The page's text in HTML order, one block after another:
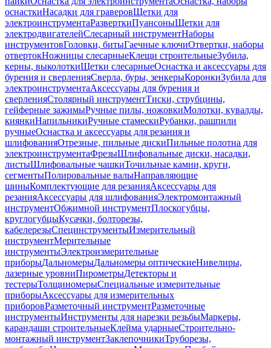
оснасткиНасадки для граверовЩетки для
электроинструментаРазверткиПуансоныЩетки для
электродвигателейСлесарный инструментНаборы
инструментовГоловки, битыГаечные ключиОтвертки, наборы
отвертокНожницы слесарныеКлещи строительныеЗубила,
керны, выколоткиЩетки слесарныеОснастка и аксессуары для
бурения и сверленияСверла, буры, зенкерыКоронкиЗубила для
электроинструментаАксессуары для бурения и
сверленияСтолярный инструментТиски, струбцины,
гейферные зажимыРучные пилы, ножовкиМолотки, кувалды,
киянкиНапильникиРучные стамескиРубанки, рашпили
ручныеОснастка и аксессуары для резания и
шлифованияОтрезные, пильные дискиПильные полотна для
электроинструментаФрезыШлифовальные диски, насадки,
листыШлифовальные чашкиТочильные камни, круги,
сегментыПолировальные валыНаправляющие
шиныКомплектующие для резанияАксессуары для
резанияАксессуары для шлифованияЭлектромонтажный
инструментОбжимной инструментПлоскогубцы,
круглогубцыКусачки, болторезы,
кабелерезыСпецинструментыИзмерительный
инструментМерительные
инструментыЭлектроизмерительные
приборыДальномерыДальномеры оптическиеНивелиры,
лазерные уровниПирометрыДетекторы и
тестерыТолщиномерыСпециальные измерительные
приборыАксессуары для измерительных
приборовРазметочный инструментРазметочные
инструментыИнструменты для нарезки резьбыМаркеры,
карандаши строительныеКлейма ударныеСтроительно-
монтажный инструментЗаклепочникиТруборезы,